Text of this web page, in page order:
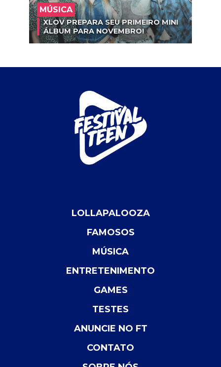
MÚSICA
XLOV PREPARA SEU PRIMEIRO MINI
ÁLBUM PARA NOVEMBRO!
LOLLAPALOOZA
FAMOSOS
MÚSICA
ENTRETENIMENTO
GAMES
TESTES
ANUNCIE NO FT
CONTATO